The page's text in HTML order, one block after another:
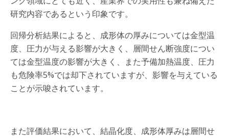
研究内容であるという印象です。
回帰分析結果によると、成形体の厚みについては金型温
度、圧力が与える影響が大きく、層間せん断強度につい
ては金型温度の影響が大きく、また予備加熱温度、圧力
も危険率5%では却下されていますが、影響を与えている
ことが示唆されています。
また評価結果において、結晶化度、成形体厚みは層間せ